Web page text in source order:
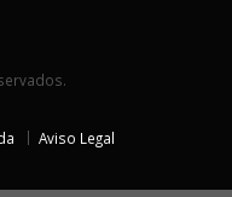
Aviso Legal